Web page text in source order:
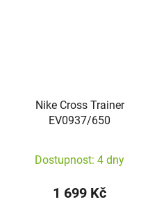
Nike Cross Trainer
EV0937/650
Dostupnost: 4 dny
1 699 Kč